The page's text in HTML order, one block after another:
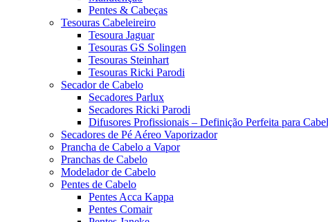
Pentes & Cabeças
Tesouras Cabeleireiro
Tesoura Jaguar
Tesouras GS Solingen
Tesouras Steinhart
Tesouras Ricki Parodi
Secador de Cabelo
Secadores Parlux
Secadores Ricki Parodi
Difusores Profissionais – Definição Perfeita para
Secadores de Pé Aéreo Vaporizador
Prancha de Cabelo a Vapor
Pranchas de Cabelo
Modelador de Cabelo
Pentes de Cabelo
Pentes Acca Kappa
Pentes Comair